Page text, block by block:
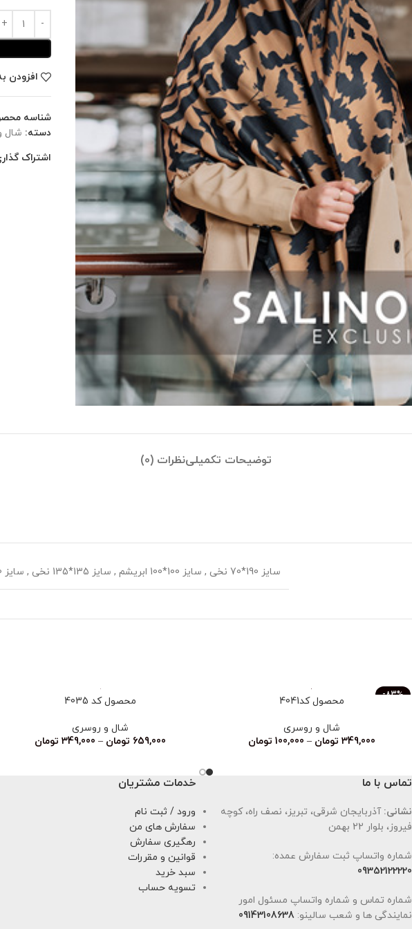
افزودن
شناسه
دسته: شال
اشتراک
توضیحات تکمیلینظرات (0)
سایز 190*70 نخی , سایز 100*100 ابریشم , سایز 135*135 نخی , سایز 70*70 نخی
-83%
محصول کد4041
شال و روسری
349,000 تومان –
100,000 تومان
محصول کد 4035
شال و روسری
659,000 تومان –
349,000 تومان
تماس با ما
نشانی: آذربایجان شرقی، تبریز، نصف راه، کوچه
فیروز، بلوار 22 بهمن
شماره واتساپ ثبت سفارش عمده:
09352122220
شماره تماس و شماره واتساپ مسئول امور
نمایندگی ها و شعب سالینو: 09143108638
خدمات مشتریان
ورود / ثبت نام
سفارش های من
رهگیری سفارش
قوانین و مقررات
سبد خرید
تسویه حساب